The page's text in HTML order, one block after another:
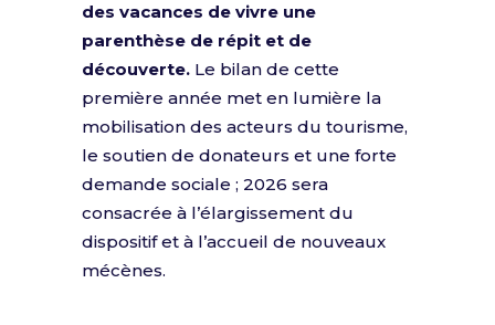
des vacances de vivre une
parenthèse de répit et de
découverte. Le bilan de cette
première année met en lumière la
mobilisation des acteurs du tourisme,
le soutien de donateurs et une forte
demande sociale ; 2026 sera
consacrée à l’élargissement du
dispositif et à l’accueil de nouveaux
mécènes.